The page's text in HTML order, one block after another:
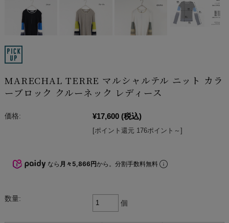
MARECHAL TERRE マルシャルテル ニット カラ
ーブロック クルーネック レディース
価格: ¥17,600 (税込)
[ポイント還元 176ポイント～]
なら 月々5,866円から。分割手数料無料
数量:
個